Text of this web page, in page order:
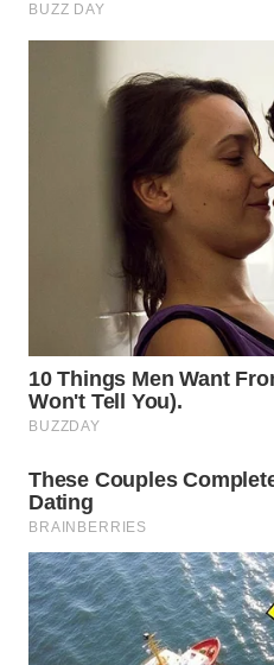
INFRASTRUKTUR
WAHANA
KONSUMEN
WAHANA
WAHANANEWS
WAHANANEWS
WAHANANEWS
NET